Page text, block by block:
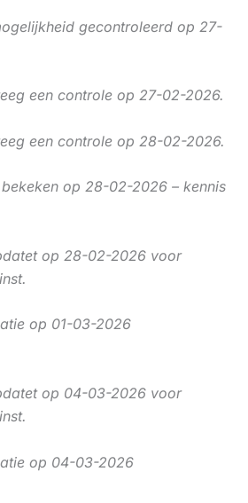
gecontroleerd op 27-
een controle op 27-02-2026.
een controle op 28-02-2026.
op 28-02-2026 – kennis
op 28-02-2026 voor
op 01-03-2026
op 04-03-2026 voor
op 04-03-2026